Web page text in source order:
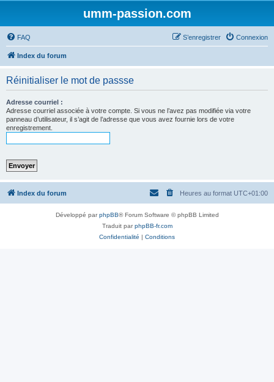
umm-passion.com
FAQ Connexion
S’enregistrer
Index du forum
Réinitialiser le mot de passse
Adresse courriel :
Adresse courriel associée à votre compte. Si vous ne l’avez pas modifiée via votre
panneau d’utilisateur, il s’agit de l’adresse que vous avez fournie lors de votre
enregistrement.
Index du forum Heures au format UTC+01:00
Développé parphpBB® Forum Software © phpBB Limited
Traduit parphpBB-fr.com
Confidentialité | Conditions